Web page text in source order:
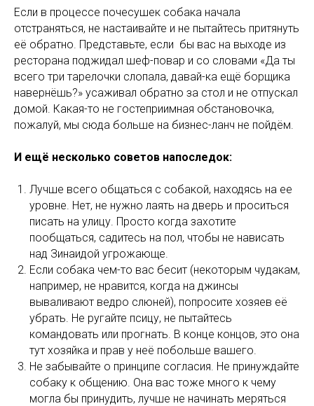
Если в процессе почесушек собака начала
отстраняться, не настаивайте и не пытайтесь притянуть
её обратно. Представьте, если бы вас на выходе из
ресторана поджидал шеф-повар и со словами «Да ты
всего три тарелочки слопала, давай-ка ещё борщика
навернёшь?» усаживал обратно за стол и не отпускал
домой. Какая-то не гостеприимная обстановочка,
пожалуй, мы сюда больше на бизнес-ланч не пойдём.
И ещё несколько советов напоследок:
Лучше всего общаться с собакой, находясь на ее
уровне. Нет, не нужно лаять на дверь и проситься
писать на улицу. Просто когда захотите
пообщаться, садитесь на пол, чтобы не нависать
над Зинаидой угрожающе.
Если собака чем-то вас бесит (некоторым чудакам,
например, не нравится, когда на джинсы
вываливают ведро слюней), попросите хозяев её
убрать. Не ругайте псицу, не пытайтесь
командовать или прогнать. В конце концов, это она
тут хозяйка и прав у неё побольше вашего.
Не забывайте о принципе согласия. Не принуждайте
собаку к общению. Она вас тоже много к чему
могла бы принудить, лучше не начинать меряться